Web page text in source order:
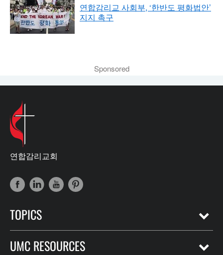
연합감리교 사회부, ‘한반도 평화법안’
지지 촉구
Sponsored
연합감리교회
TOPICS
UMC RESOURCES